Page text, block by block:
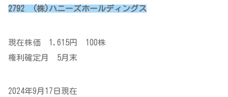
2792 (株)ハニーズホールディングス
現在株価 1,615円 100株
権利確定月 5月末
2024年9月17日現在